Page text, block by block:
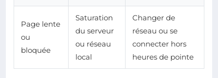
Page lente
ou
bloquée
Saturation
du serveur
ou réseau
local
Changer de
réseau ou se
connecter hors
heures de pointe